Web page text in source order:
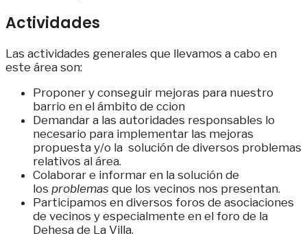
Actividades
Las actividades generales que llevamos a cabo en
este área son:
Proponer y conseguir mejoras para nuestro
barrio en el ámbito de ccion
Demandar a las autoridades responsables lo
necesario para implementar las mejoras
propuesta y/o la solución de diversos problemas
relativos al área.
Colaborar e informar en la solución de
los problemas que los vecinos nos presentan.
Participamos en diversos foros de asociaciones
de vecinos y especialmente en el foro de la
Dehesa de La Villa.